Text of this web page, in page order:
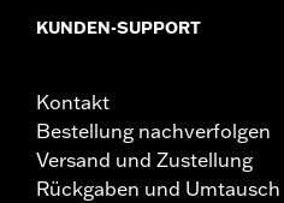
KUNDEN-SUPPORT
Kontakt
Bestellung nachverfolgen
Versand und Zustellung
Rückgaben und Umtausch